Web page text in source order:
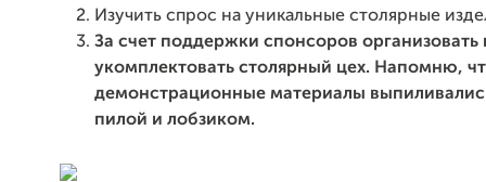
Изучить спрос на уникальные столярные
За счет поддержки спонсоров организовать
укомплектовать столярный цех. Напомню,
демонстрационные материалы
пилой и лобзиком.